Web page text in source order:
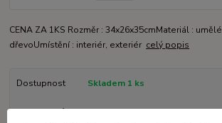
CENA ZA 1KS Rozměr : 34x26x35cmMateriál :
dřevoUmístění : interiér, exteriér celý popis
Dostupnost Skladem 1 ks
Nejsme plátci DPH